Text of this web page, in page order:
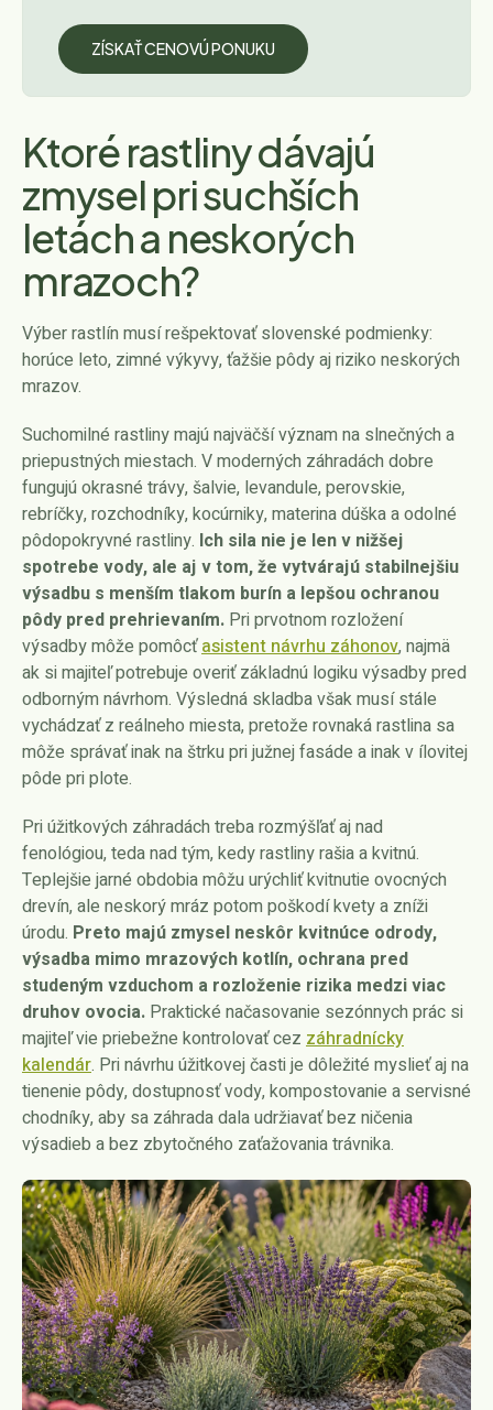
ZÍSKAŤ CENOVÚ PONUKU
Ktoré rastliny dávajú
zmysel pri suchších
letách a neskorých
mrazoch?
Výber rastlín musí rešpektovať slovenské podmienky:
horúce leto, zimné výkyvy, ťažšie pôdy aj riziko neskorých
mrazov.
Suchomilné rastliny majú najväčší význam na slnečných a
priepustných miestach. V moderných záhradách dobre
fungujú okrasné trávy, šalvie, levandule, perovskie,
rebríčky, rozchodníky, kocúrniky, materina dúška a odolné
pôdopokryvné rastliny. Ich sila nie je len v nižšej
spotrebe vody, ale aj v tom, že vytvárajú stabilnejšiu
výsadbu s menším tlakom burín a lepšou ochranou
pôdy pred prehrievaním. Pri prvotnom rozložení
výsadby môže pomôcťasistent návrhu záhonov, najmä
ak si majiteľ potrebuje overiť základnú logiku výsadby pred
odborným návrhom. Výsledná skladba však musí stále
vychádzať z reálneho miesta, pretože rovnaká rastlina sa
môže správať inak na štrku pri južnej fasáde a inak v ílovitej
pôde pri plote.
Pri úžitkových záhradách treba rozmýšľať aj nad
fenológiou, teda nad tým, kedy rastliny rašia a kvitnú.
Teplejšie jarné obdobia môžu urýchliť kvitnutie ovocných
drevín, ale neskorý mráz potom poškodí kvety a zníži
úrodu. Preto majú zmysel neskôr kvitnúce odrody,
výsadba mimo mrazových kotlín, ochrana pred
studeným vzduchom a rozloženie rizika medzi viac
druhov ovocia. Praktické načasovanie sezónnych prác si
majiteľ vie priebežne kontrolovať cez záhradnícky
kalendár. Pri návrhu úžitkovej časti je dôležité myslieť aj na
tienenie pôdy, dostupnosť vody, kompostovanie a servisné
chodníky, aby sa záhrada dala udržiavať bez ničenia
výsadieb a bez zbytočného zaťažovania trávnika.